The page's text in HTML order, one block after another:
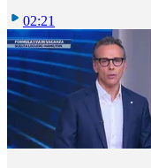
02:21